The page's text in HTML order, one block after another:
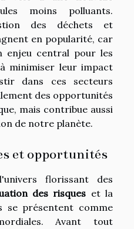
moins polluants.
des déchets et
en popularité, car
enjeu central pour les
minimiser leur impact
dans ces secteurs
des opportunités
mais contribue aussi
de notre planète.
et opportunités
florissant des
des risques et la
se présentent comme
Avant tout